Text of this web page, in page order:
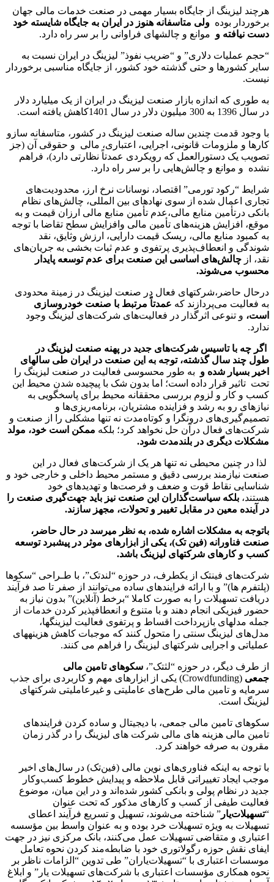
هرچند لیزینگ از جایگاه بسیار مهمی در صنعت خدمات مالی جهان
برخوردار بوده ولی متاسفانه هنوز در ایران به جایگاه شایسته خود
دست نیافته و موانع و چالش­های فراوانی را بر سر راه دارد.
“حجم عملیات دلاری” و “ضریب نفوذ” لیزینگ در ایران نسبت به
سایر کشورها و حتی گذشته خود کشور، از جایگاه مناسبی برخوردار
نیست.
به طوری که اندازه بازار صنعت لیزینگ در ایران از یک میلیارد دلار
در سال 1396 به 300 میلیون دلار در سال 1401کاهش یافته است.
با وجود قدمت چندین ساله صنعت لیزینگ در کشور، متاسفانه سازو
کارها و ملزومات قانونی، اجرایی، اعتباری، مالی و حقوقی آن (جز
تصویب یک دستورالعمل که رویکردی عمدتاً نظارتی دارد)، فراهم
نشده و موانع و چالش‌هایی را بر سر راه دارد.
شرایط “رکود تورمی” اقتصاد، نوسانات نرخ ارز، محدودیت‌های
تجاری اعمال شده از سوی نهادهای بین­ المللی، چالش‌های نظام
بانکی درتأمین منابع مالی،عدم تأمین منابع مالی ارزان قیمت و به
موقع، افزایش هزینه‌های تأمین مالی وافزایش سطح تقاضا با توجه
به کمبود منابع مالی، ریسک قیمت دارایی، ارزش وثایق، نقد
شوندگی و انعطاف‌پذیری پرتفوی و عدم ثبات بخشی به جریان‌های
نقد، از چالش‌های اساسی این صنعت برای عدم توسعه پایدار
محسوب می‌شوند.
درحال حاضر،شرکت­های فعال در صنعت لیزینگ در زمینة محدودی
به فعالیت می‌پردازند که عمدتاً مرتبط با صنعت خودروسازی
است، و تنوعی اثرگذار در فعالیت‌های شرکت‌های لیزینگ وجود
ندارد.
اگر چه با تاسیس شرکت‌های جدید در پهنه صنعت لیزینگ در
طول چند سال گذشته، توجه به این صنعت در
ایران طی سال­های
اخیر بسیار شده و به طور محسوسی فعالیت در صنعت لیزینگ را
تحت تاثیر قرار داده است؛ اما بدون شک با پیچیده شدن محیط این
کسب و کار و لزوم بررسی محققانه محیط برای پاسخگویی به
نیازهای رو به رشد و فزاینده مشتریان، برنامه‌ریزی‌ها و
تصمیم‌گیری‌های درونگرا و کوتاه‌مدت نه تنها مشکلی را از صنعت و
شرکت‌های فعال درآن حل نخواهد کرد؛ بلکه ممکن است خود، مولد
مشکلات دیگری در بلندمدت شود.
لذا در چنین محیطی نه تنها هر یک از شرکت‌های فعال در این
صنعت نیازمند بررسی دقیق و مستمر محیط داخلی و خارجی خود و
شناسایی نقاط قوت و ضعف و فرصت‌ها و تهدیدهای خود
هستند، بلکه سیاست‌گذاران این صنعت نیز باید جهت‌گیری صنعت را
در آینده معین در مقابل تغییر و تحولات، مجهز سازند.
باتوجه به مشکلات اشاره شده، به نظر می­رسد در حال حاضر،
صنعت فناورانه (فین تک)، یکی از ابزارهای موثر در پیشبرد توسعه
کسب و کارهای شرکت­های لیزینگ باشد.
شرکت‌های فین­تک از یکطرف، در حوزه “لندتک”، با طـراحی “سکوها
(پلت­فرم­ ها)” و با ارائه فرایندهای ساده می‌توانند از صفر تا صد فرآیند
دریافت تسهیلات را به صورت کاملا “برخط (آنلاین)” بدون نیاز به
حضور فیزیکی انجام دهند و با متنوع و انعطاف­پذیر کردن خدمات از
جمله مدل­های بازپرداخت اقساط و پرتفوی فعالیت لیزینگ­ها،
مدل‌های لیزینگ سنتی را متحول کنند که موجبات کاهش هزینه­های
عملیاتی و اجرایی شرکت­های لیزینگ را فراهم می کنند.
از طرف دیگر، در حوزه “لث­تک”، سکوهای تامین مالی
جمعی
(Crowdfunding) یکی از ابزارهای مهم و کاربردی برای جذب
سرمایه و تامین مالی طرح‌های عاملیتی و غیرعاملیتی شرکت­های
لیزینگ است.
سکوهای تامین مالی جمعی، با دیجیتال و ساده کردن فرایندهای
تامین مالی هزینه­ های مالی شرکت­ های لیزینگ را در گذر زمان
مقرون به صرفه خواهند کرد.
با توجه به اینکه فناوری‌های نوین مالی (فین‌تک) در سال‌های اخیر
موجب ایجاد تغییراتی قابل ملاحظه و پیدایش خطوط کسب‌وکار
جدید در نظام پولی و بانکی کشور شده‌اند و در این میان، موضوع
فعالیت طیفی از کسب و کارهای مذکور که تحت عنوان
“تسهیلات‌یار ” شناخته‌ می‌شوند، تسهیل و تسریع فرآیند اعطای
تسهیلات به ویژه تسهیلات خرد بوده و به عنوان واسط بین مؤسسه
اعتباری و متقاضی تسهیلات عمل می‌کنند، بانک مرکزی نیز در جهت
ایفای نقش حوزه رگولاتوری خود با ضابطه‌مند کردن نحوه تعامل
موسسات اعتباری با “تسهیلات‌یاران” طی تدوین “الزامات ناظر بر
نحوه همکاری مؤسسات اعتباری با شرکت‌های تسهیلات‌ یار” و ابلاغ